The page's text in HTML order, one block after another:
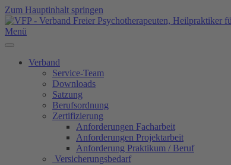
Zum Hauptinhalt springen
Menü
Verband
Service-Team
Downloads
Satzung
Berufsordnung
Zertifizierung
Anforderungen Facharbeit
Anforderungen Projektarbeit
Anforderung Praktikum / Beruf
Versicherungsbedarf